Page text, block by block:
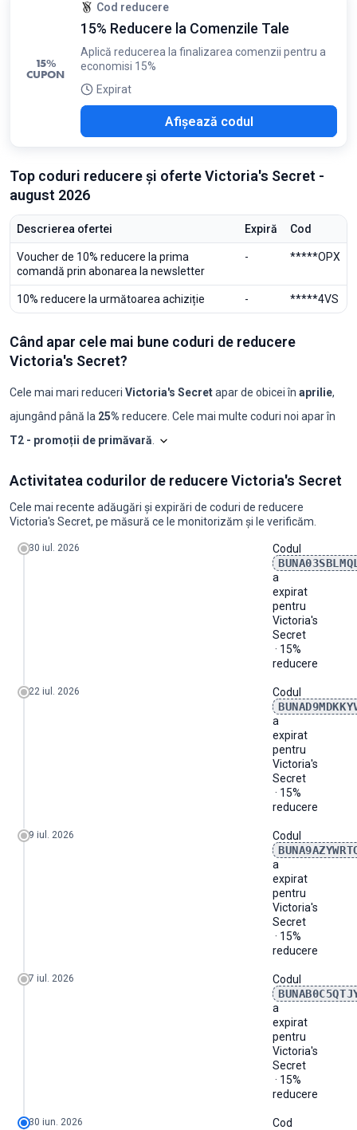
15%
CUPON
Cod reducere
15% Reducere la Comenzile Tale
Aplică reducerea la finalizarea comenzii pentru a
economisi 15%
Expirat
Afișează codul
Top coduri reducere și oferte Victoria's Secret -
august 2026
Descrierea ofertei Expiră Cod
Voucher de 10% reducere la prima
comandă prin abonarea la newsletter
- *****OPX
10% reducere la următoarea achiziție - *****4VS
Când apar cele mai bune coduri de reducere
Victoria's Secret?
Cele mai mari reduceri Victoria's Secretapar de obicei în aprilie,
ajungând până la 25% reducere. Cele mai multe coduri noi apar în
T2 - promoții de primăvară
Luna
Coduri noiReducere maximăReducere minimăCoduri ≥50%
2025-08 0
2025-090 - - 0
2025-100 - - 0
2025-110
2025-12
0
0
0
0
0
0
0
0
Activitatea codurilor de reducere Victoria's Secret
Cele mai recente adăugări și expirări de coduri de reducere
Victoria's Secret, pe măsură ce le monitorizăm și le verificăm.
30 iul. 2026
Codul
a
expirat
pentru
Victoria's
Secret
· 15%
reducere
22 iul. 2026
Codul
a
expirat
pentru
Victoria's
Secret
· 15%
reducere
9 iul. 2026
Codul
a
expirat
pentru
Victoria's
Secret
· 15%
reducere
7 iul. 2026
Codul
a
expirat
pentru
Victoria's
Secret
· 15%
reducere
30 iun. 2026 Cod